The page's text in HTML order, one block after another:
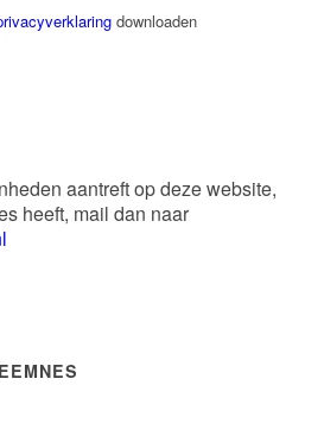
downloaden
aantreft op deze website,
heeft, mail dan naar